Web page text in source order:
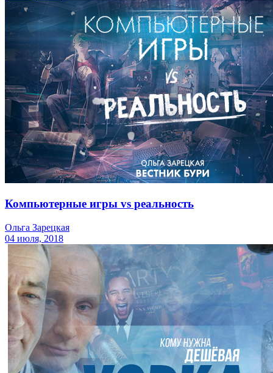
Компьютерные игры vs реальность
Ольга Зарецкая
04 июля, 2018